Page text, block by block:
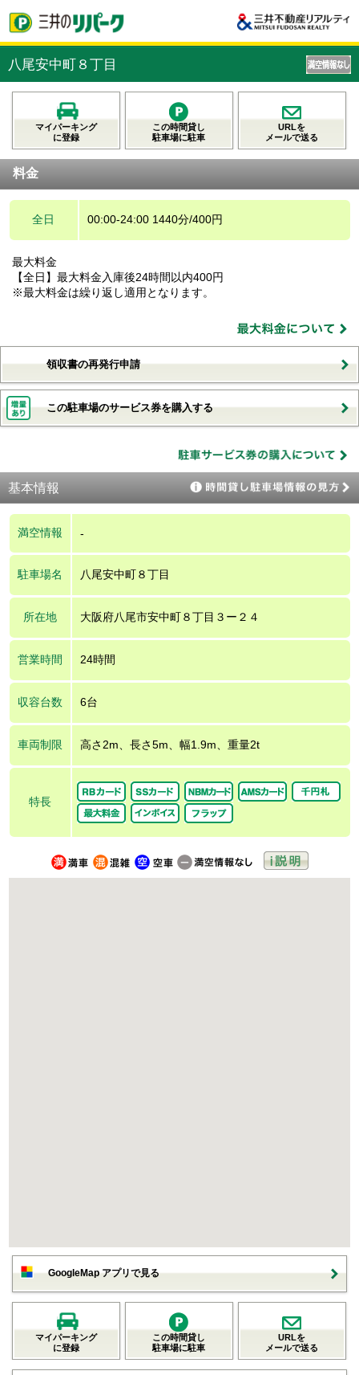
八尾安中町８丁目
マイパーキング
に登録
この時間貸し
駐車場に駐車
URLを
メールで送る
料金
全日 00:00-24:00 1440分/400円
最大料金
【全日】最大料金入庫後24時間以内400円
※最大料金は繰り返し適用となります。
領収書の再発行申請
この駐車場のサービス券を購入する
基本情報
満空情報 -
駐車場名 八尾安中町８丁目
所在地 大阪府八尾市安中町８丁目３ー２４
営業時間 24時間
収容台数 6台
車両制限 高さ2m、長さ5m、幅1.9m、重量2t
特長
GoogleMap アプリで見る
マイパーキング
に登録
この時間貸し
駐車場に駐車
URLを
メールで送る